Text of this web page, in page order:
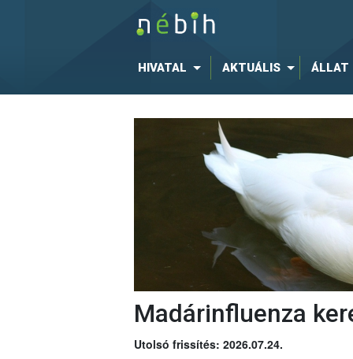
HIVATAL AKTUÁLIS ÁLLAT
Madárinfluenza
Utolsó frissítés: 2026.07.24.